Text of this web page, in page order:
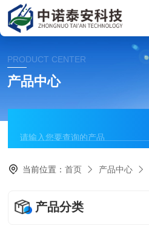
PRODUCT CENTER
产品中心
当前位置：首页 产品中心
产品分类